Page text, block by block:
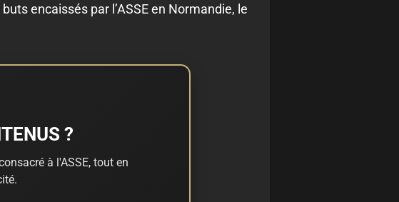
encaissés par l’ASSE en Normandie, le
?
à l'ASSE, tout en